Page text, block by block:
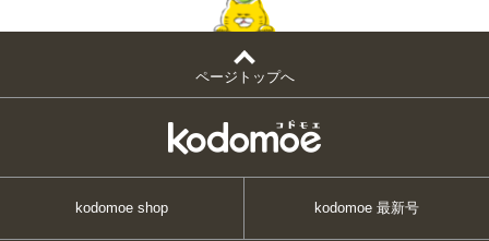
ページトップへ
kodomoe shop kodomoe 最新号